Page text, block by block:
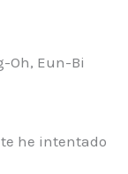
Oh, Eun-Bi
he intentado